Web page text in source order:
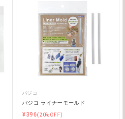
パジコ
パジコ ライナーモールド
¥396(20%OFF)